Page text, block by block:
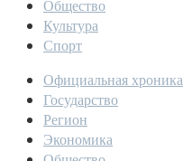
Общество
Культура
Спорт
Официальная хроника
Государство
Регион
Экономика